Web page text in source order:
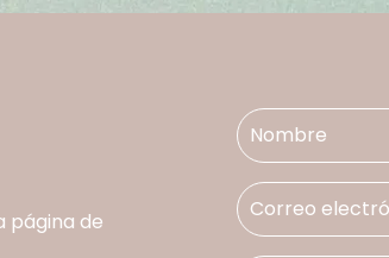
página de